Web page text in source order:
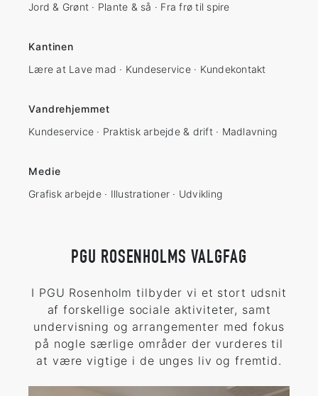
Jord & Grønt · Plante & så · Fra frø til spire
Kantinen
Lære at Lave mad · Kundeservice · Kundekontakt
Vandrehjemmet
Kundeservice · Praktisk arbejde & drift · Madlavning
Medie
Grafisk arbejde · Illustrationer · Udvikling
PGU ROSENHOLMS VALGFAG
I PGU Rosenholm tilbyder vi et stort udsnit
af forskellige sociale aktiviteter, samt
undervisning og arrangementer med fokus
på nogle særlige områder der vurderes til
at være vigtige i de unges liv og fremtid.